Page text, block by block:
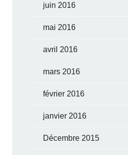
juin 2016
mai 2016
avril 2016
mars 2016
février 2016
janvier 2016
Décembre 2015